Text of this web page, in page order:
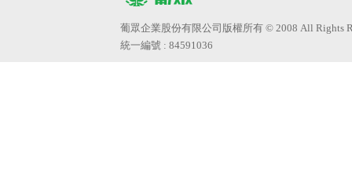
葡眾企業股份有限公司版權所有 © 2008 All Rights
統一編號 : 84591036